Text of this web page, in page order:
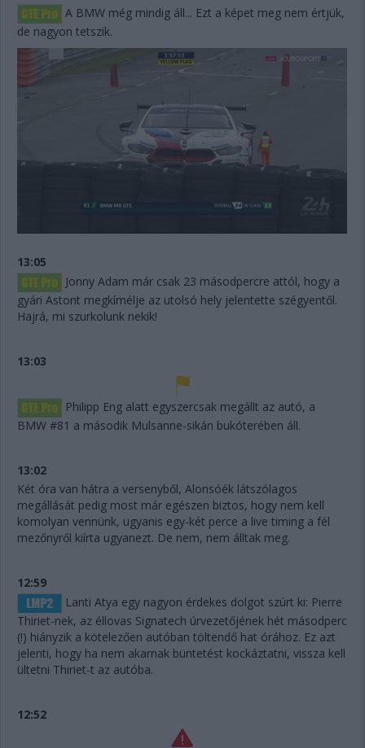
A BMW még mindig áll... Ezt a képet meg nem értjük,
de nagyon tetszik.
13:05
Jonny Adam már csak 23 másodpercre attól, hogy a
gyári Astont megkímélje az utolsó hely jelentette szégyentől.
Hajrá, mi szurkolunk nekik!
13:03
Philipp Eng alatt egyszercsak megállt az autó, a
BMW #81 a második Mulsanne-sikán bukóterében áll.
13:02
Két óra van hátra a versenyből, Alonsóék látszólagos
megállását pedig most már egészen biztos, hogy nem kell
komolyan vennünk, ugyanis egy-két perce a live timing a fél
mezőnyről kiírta ugyanezt. De nem, nem álltak meg.
12:59
Lanti Atya egy nagyon érdekes dolgot szúrt ki: Pierre
Thiriet-nek, az éllovas Signatech úrvezetőjének hét másodperc
(!) hiányzik a kötelezően autóban töltendő hat órához. Ez azt
jelenti, hogy ha nem akarnak büntetést kockáztatni, vissza kell
ültetni Thiriet-t az autóba.
12:52